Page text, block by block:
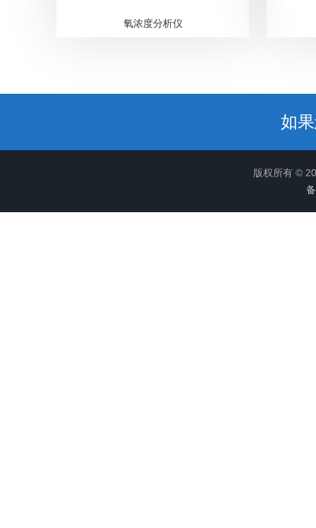
氧浓度分析仪
如
版权所有 ©